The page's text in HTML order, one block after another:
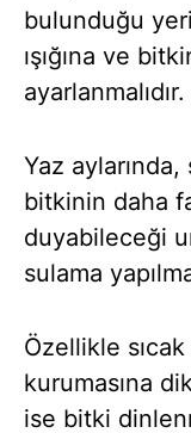
bulunduğu
ışığına ve
ayarlanmalıdır.
Yaz aylarında,
bitkinin daha
duyabileceği
sulama
Özellikle
kurumasına
ise bitki